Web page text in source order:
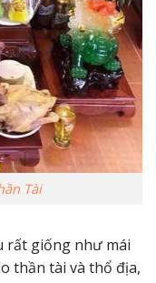
Tài
rất giống như mái
thần tài và thổ địa,